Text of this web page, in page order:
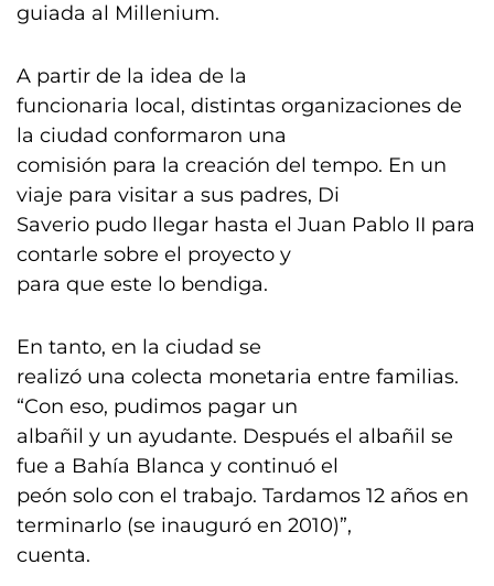
guiada al Millenium.
A partir de la idea de la
funcionaria local, distintas organizaciones de
la ciudad conformaron una
comisión para la creación del tempo. En un
viaje para visitar a sus padres, Di
Saverio pudo llegar hasta el Juan Pablo II para
contarle sobre el proyecto y
para que este lo bendiga.
En tanto, en la ciudad se
realizó una colecta monetaria entre familias.
“Con eso, pudimos pagar un
albañil y un ayudante. Después el albañil se
fue a Bahía Blanca y continuó el
peón solo con el trabajo. Tardamos 12 años en
terminarlo (se inauguró en 2010)”,
cuenta.